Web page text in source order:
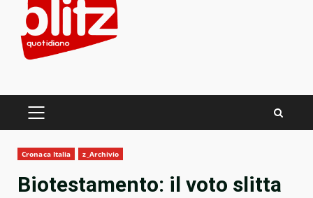
content
PRIMARY
Cronaca Italia z_Archivio
Biotestamento: il voto slitta